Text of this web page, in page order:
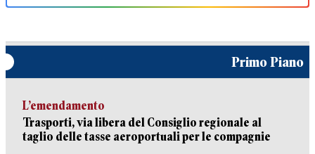
Primo Piano
L’emendamento
Trasporti, via libera del Consiglio regionale al
taglio delle tasse aeroportuali per le compagnie